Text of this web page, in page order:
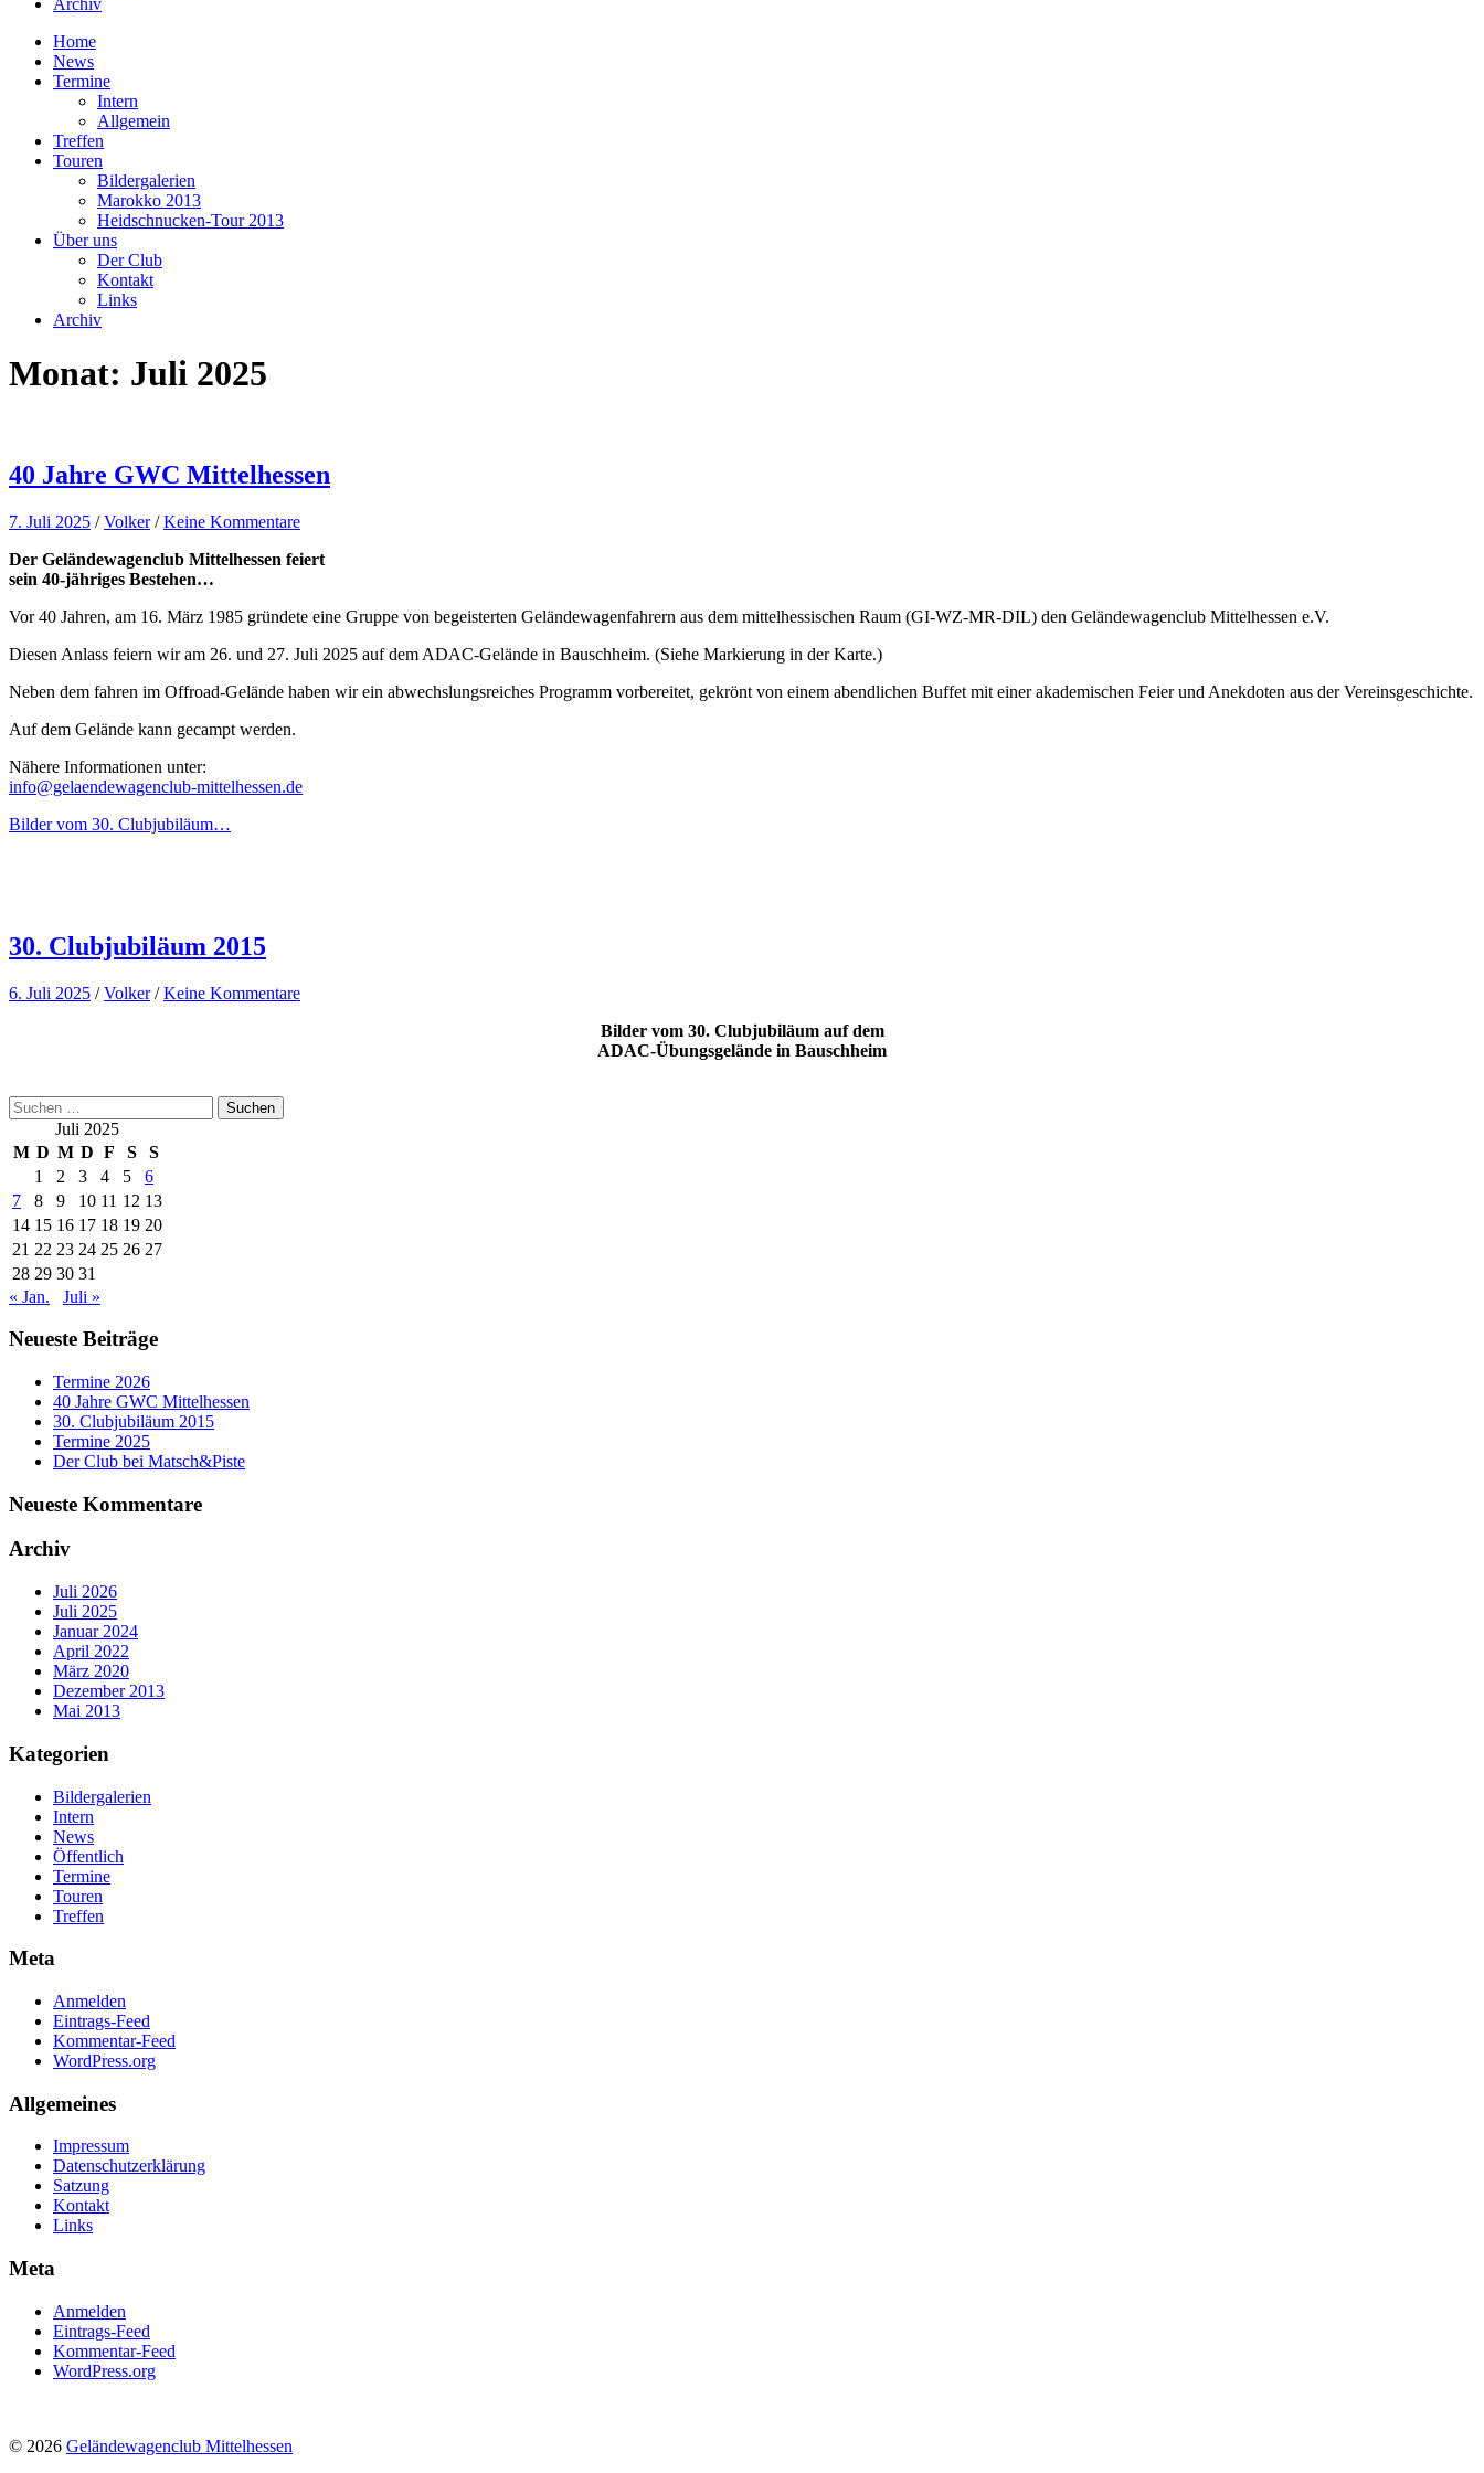
Archiv
Home
News
Termine
Intern
Allgemein
Treffen
Touren
Bildergalerien
Marokko 2013
Heidschnucken-Tour 2013
Über uns
Der Club
Kontakt
Links
Archiv
Monat: Juli 2025
40 Jahre GWC Mittelhessen
7. Juli 2025 /Volker /Keine Kommentare
Der Geländewagenclub Mittelhessen feiert
sein 40-jähriges Bestehen…
Vor 40 Jahren, am 16. März 1985 gründete eine Gruppe von begeisterten Geländewagenfahrern aus dem mittelhessischen Raum (GI-WZ-MR-DIL) den Geländewagenclub Mittelhessen e.V.
Diesen Anlass feiern wir am 26. und 27. Juli 2025 auf dem ADAC-Gelände in Bauschheim. (Siehe Markierung in der Karte.)
Neben dem fahren im Offroad-Gelände haben wir ein abwechslungsreiches Programm vorbereitet, gekrönt von einem abendlichen Buffet mit einer akademischen Feier und Anekdoten aus der Vereinsgeschichte.
Auf dem Gelände kann gecampt werden.
Nähere Informationen unter:
info@gelaendewagenclub-mittelhessen.de
Bilder vom 30. Clubjubiläum…
30. Clubjubiläum 2015
6. Juli 2025 /Volker /Keine Kommentare
Bilder vom 30. Clubjubiläum auf dem
ADAC-Übungsgelände in Bauschheim
Suchen
nach: Juli 2025
M D M D F S
S
1
2 3 4 5
6
7
8 9 10 11 12 13
14 15 16 17 18 19 20
21 22 23 24 25 26 27
28 29 30 31
« Jan.
Juli »
Neueste Beiträge
Termine 2026
40 Jahre GWC Mittelhessen
30. Clubjubiläum 2015
Termine 2025
Der Club bei Matsch&Piste
Neueste Kommentare
Archiv
Juli 2026
Juli 2025
Januar 2024
April 2022
März 2020
Dezember 2013
Mai 2013
Kategorien
Bildergalerien
Intern
News
Öffentlich
Termine
Touren
Treffen
Meta
Anmelden
Eintrags-Feed
Kommentar-Feed
WordPress.org
Allgemeines
Impressum
Datenschutz­erklärung
Satzung
Kontakt
Links
Meta
Anmelden
Eintrags-Feed
Kommentar-Feed
WordPress.org
© 2026 Geländewagenclub Mittelhessen